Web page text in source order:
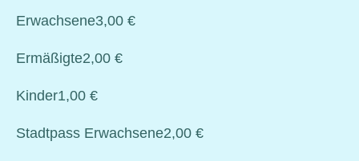
Erwachsene3,00 €
Ermäßigte2,00 €
Kinder1,00 €
Stadtpass Erwachsene2,00 €